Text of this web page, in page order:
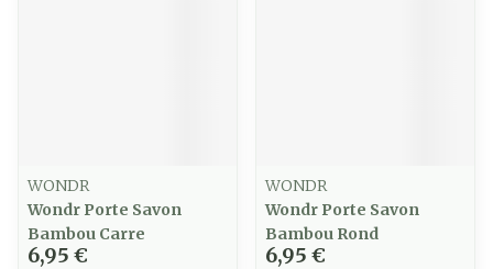
WONDR
Wondr Porte Savon
Bambou Carre
6,95 €
WONDR
Wondr Porte Savon
Bambou Rond
6,95 €